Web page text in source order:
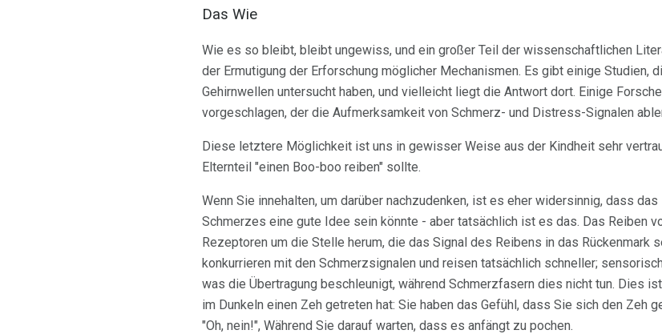
Das Wie
Wie es so bleibt, bleibt ungewiss, und ein großer Teil der wissenschaftlichen
der Ermutigung der Erforschung möglicher Mechanismen. Es gibt einige Studien,
Gehirnwellen untersucht haben, und vielleicht liegt die Antwort dort. Einige
vorgeschlagen, der die Aufmerksamkeit von Schmerz- und Distress-Signalen
Diese letztere Möglichkeit ist uns in gewisser Weise aus der Kindheit sehr
Elternteil "einen Boo-boo reiben" sollte.
Wenn Sie innehalten, um darüber nachzudenken, ist es eher widersinnig, dass
Schmerzes eine gute Idee sein könnte - aber tatsächlich ist es das. Das Reiben
Rezeptoren um die Stelle herum, die das Signal des Reibens in das Rückenmark
konkurrieren mit den Schmerzsignalen und reisen tatsächlich schneller;
was die Übertragung beschleunigt, während Schmerzfasern dies nicht tun. Dies
im Dunkeln einen Zeh getreten hat: Sie haben das Gefühl, dass Sie sich den Zeh
"Oh, nein!", Während Sie darauf warten, dass es anfängt zu pochen.